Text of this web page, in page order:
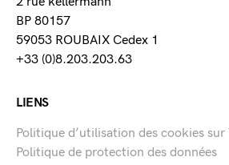
BP 80157
59053 ROUBAIX Cedex 1
+33 (0)8.203.203.63
LIENS
Politique d’utilisation des cookies
Politique de protection des données